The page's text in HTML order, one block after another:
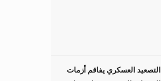
التصعيد العسكري يفاقم أزمات